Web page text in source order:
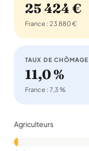
25 424 €
France : 23 880 €
TAUX DE CHÔMAGE
11,0 %
France : 7,3 %
Agriculteurs